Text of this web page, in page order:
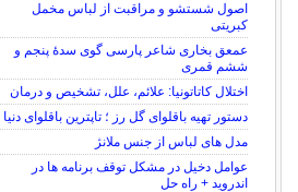
اصول شستشو و مراقبت از لباس مخمل
کبریتی
عمعق بخاری شاعر پارسی گوی سدهٔ پنجم و
ششم قمری
اختلال کاتاتونیا: علائم، علل، تشخیص و درمان
دستور تهیه باقلوای گل رز ؛ تاپترین باقلوای دنیا
مدل های لباس از جنس ملانژ
عوامل دخیل در مشکل توقف برنامه ها در
اندروید + راه حل